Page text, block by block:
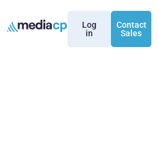
Log
in
Contact
Sales